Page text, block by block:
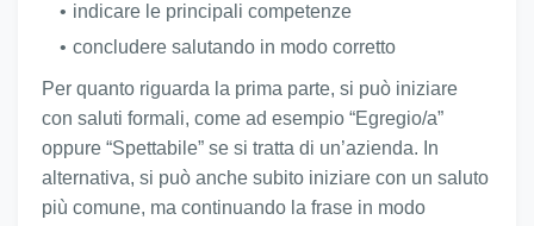
indicare le principali competenze
concludere salutando in modo corretto
Per quanto riguarda la prima parte, si può iniziare
con saluti formali, come ad esempio “Egregio/a”
oppure “Spettabile” se si tratta di un’azienda. In
alternativa, si può anche subito iniziare con un saluto
più comune, ma continuando la frase in modo